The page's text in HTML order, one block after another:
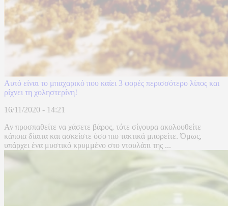
Αυτό είναι το μπαχαρικό που καίει 3 φορές περισσότερο λίπος και
ρίχνει τη χοληστερίνη!
16/11/2020 - 14:21
Αν προσπαθείτε να χάσετε βάρος, τότε σίγουρα ακολουθείτε
κάποια δίαιτα και ασκείστε όσο πιο τακτικά μπορείτε. Όμως,
υπάρχει ένα μυστικό κρυμμένο στο ντουλάπι της ...